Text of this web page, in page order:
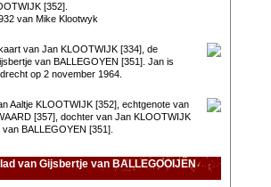
[352].
van Mike Klootwyk
van Jan KLOOTWIJK [334], de
van BALLEGOYEN [351]. Jan is
op 2 november 1964.
Aaltje KLOOTWIJK [352], echtgenote van
[357], dochter van Jan KLOOTWIJK
BALLEGOYEN [351].
van Gijsbertje van BALLEGOOIJEN